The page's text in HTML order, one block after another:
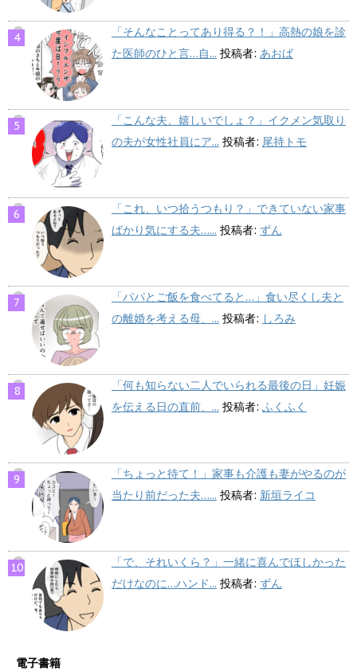
「そんなことってあり得る？！」高熱の娘を診
た医師のひと言…自... 投稿者: あおば
「こんな夫、嬉しいでしょ？」イクメン気取り
の夫が女性社員にア... 投稿者: 尾持トモ
「これ、いつ拾うつもり？」できていない家事
ばかり気にする夫…... 投稿者: ずん
「パパとご飯を食べてると…」食い尽くし夫と
の離婚を考える母、... 投稿者: しろみ
「何も知らない二人でいられる最後の日」妊娠
を伝える日の直前、... 投稿者: ふくふく
「ちょっと待て！」家事も介護も妻がやるのが
当たり前だった夫…... 投稿者: 新垣ライコ
「で、それいくら？」一緒に喜んでほしかった
だけなのに…ハンド... 投稿者: ずん
電子書籍